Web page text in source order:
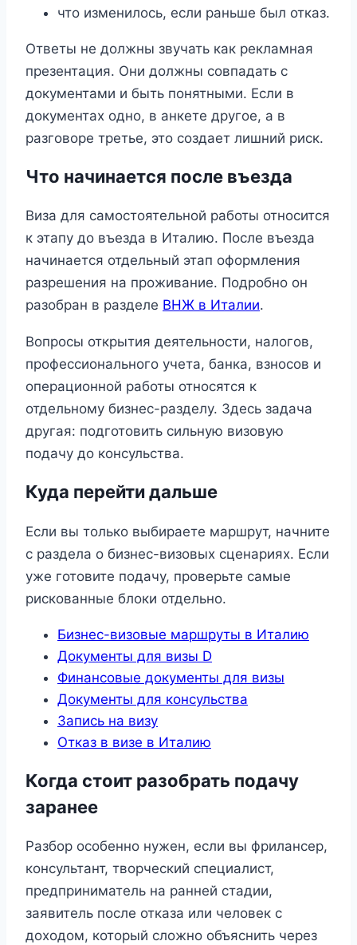
что изменилось, если раньше был отказ.
Ответы не должны звучать как рекламная
презентация. Они должны совпадать с
документами и быть понятными. Если в
документах одно, в анкете другое, а в
разговоре третье, это создает лишний риск.
Что начинается после въезда
Виза для самостоятельной работы относится
к этапу до въезда в Италию. После въезда
начинается отдельный этап оформления
разрешения на проживание. Подробно он
разобран в разделе ВНЖ в Италии.
Вопросы открытия деятельности, налогов,
профессионального учета, банка, взносов и
операционной работы относятся к
отдельному бизнес-разделу. Здесь задача
другая: подготовить сильную визовую
подачу до консульства.
Куда перейти дальше
Если вы только выбираете маршрут, начните
с раздела о бизнес-визовых сценариях. Если
уже готовите подачу, проверьте самые
рискованные блоки отдельно.
Бизнес-визовые маршруты в Италию
Документы для визы D
Финансовые документы для визы
Документы для консульства
Запись на визу
Отказ в визе в Италию
Когда стоит разобрать подачу
заранее
Разбор особенно нужен, если вы фрилансер,
консультант, творческий специалист,
предприниматель на ранней стадии,
заявитель после отказа или человек с
доходом, который сложно объяснить через